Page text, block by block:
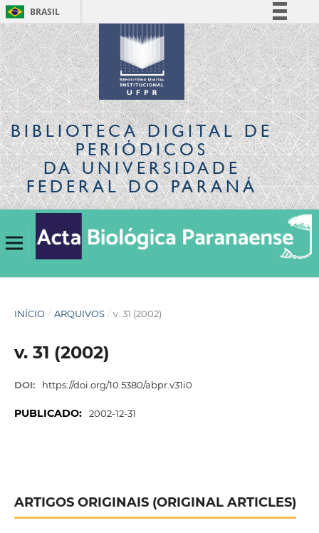
BRASIL
Simplifique!
Comunica BR
Participe
Acesso à informação
Legislação
Canais
BIBLIOTECA DIGITALDE
PERIÓDICOS
DA UNIVERSIDADE
FEDERAL DO PARANÁ
INÍCIO / ARQUIVOS / v. 31 (2002)
v. 31 (2002)
DOI: https://doi.org/10.5380/abpr.v31i0
PUBLICADO: 2002-12-31
ARTIGOS ORIGINAIS (ORIGINAL ARTICLES)